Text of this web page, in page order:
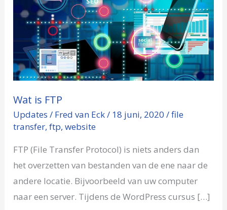
Wat is FTP
Updates / Fred van Eck/ 18 juni, 2020/file
transfer,ftp,website
FTP (File Transfer Protocol) is niets anders dan
het overzetten van bestanden van de ene naar de
andere locatie. Bijvoorbeeld van uw computer
naar een server. Tijdens de WordPress cursus […]
FTP